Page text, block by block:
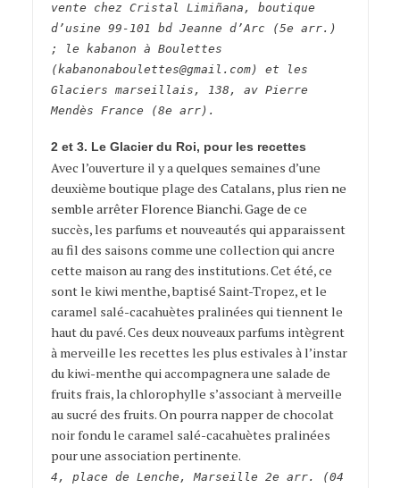
vente chez Cristal Limiñana, boutique
d’usine 99-101 bd Jeanne d’Arc (5e arr.)
; le kabanon à Boulettes
(kabanonaboulettes@gmail.com) et les
Glaciers marseillais, 138, av Pierre
Mendès France (8e arr).
2 et 3. Le Glacier du Roi, pour les recettes
Avec l’ouverture il y a quelques semaines d’une
deuxième boutique plage des Catalans, plus rien ne
semble arrêterFlorence Bianchi. Gage de ce
succès, les parfums et nouveautés qui apparaissent
au fil des saisons comme une collection qui ancre
cette maison au rang des institutions. Cet été, ce
sont le kiwi menthe, baptisé Saint-Tropez, et le
caramel salé-cacahuètes pralinées qui tiennent le
haut du pavé. Ces deux nouveaux parfums intègrent
à merveille les recettes les plus estivales à l’instar
du kiwi-menthe qui accompagnera une salade de
fruits frais, la chlorophylle s’associant à merveille
au sucré des fruits. On pourra napper de chocolat
noir fondu le caramel salé-cacahuètes pralinées
pour une association pertinente.
4, place de Lenche, Marseille 2e arr. (04